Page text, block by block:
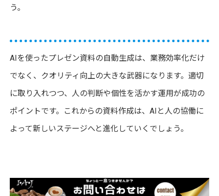
う。
AIを使ったプレゼン資料の自動生成は、業務効率化だけ
でなく、クオリティ向上の大きな武器になります。適切
に取り入れつつ、人の判断や個性を活かす運用が成功の
ポイントです。これからの資料作成は、AIと人の協働に
よって新しいステージへと進化していくでしょう。